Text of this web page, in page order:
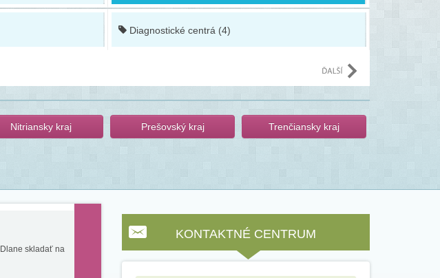
Diagnostické centrá (4)
Nitriansky kraj Prešovský kraj Trenčiansky kraj
skladať na
KONTAKTNÉ CENTRUM